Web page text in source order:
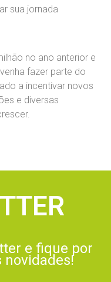
sua jornada
no ano anterior e
fazer parte do
a incentivar novos
e diversas
e fique por
novidades!